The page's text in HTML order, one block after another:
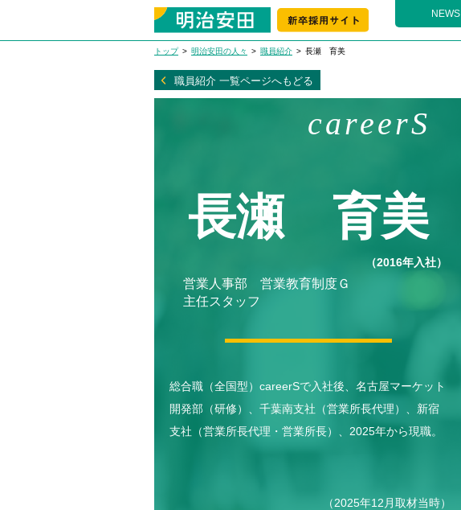
NEWS
トップ 明治安田の人々 職員紹介 長瀬 育美
職員紹介 一覧ページへもどる
careerS
長瀬 育美
（2016年入社）
営業人事部 営業教育制度Ｇ
主任スタッフ
総合職（全国型）careerSで入社後、名古屋マーケット
開発部（研修）、千葉南支社（営業所長代理）、新宿
支社（営業所長代理・営業所長）、2025年から現職。
（2025年12月取材当時）